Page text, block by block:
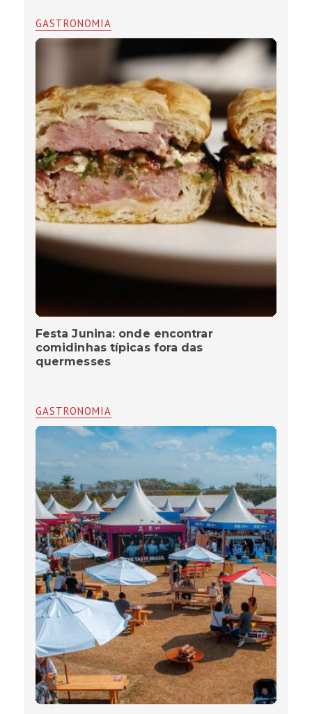
GASTRONOMIA
Festa Junina: onde encontrar
comidinhas típicas fora das
quermesses
GASTRONOMIA